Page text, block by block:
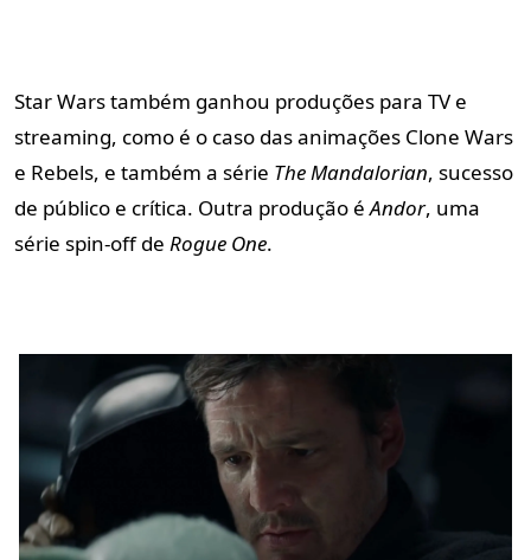
Star Wars também ganhou produções para TV e
streaming, como é o caso das animações Clone Wars
e Rebels, e também a série The Mandalorian, sucesso
de público e crítica. Outra produção éAndor, uma
série spin-off de Rogue One.